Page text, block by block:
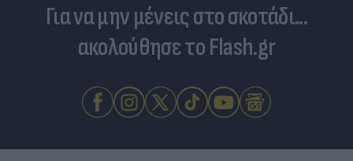
Για να μην μένεις στο σκοτάδι...
ακολούθησε το Flash.gr